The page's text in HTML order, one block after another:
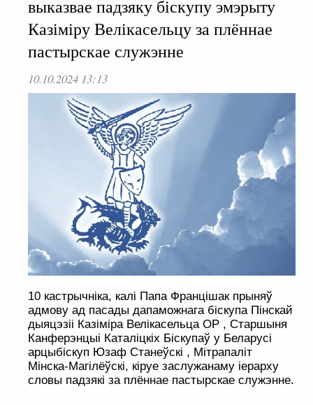
выказвае падзяку біскупу эмэрыту
Казіміру Велікасельцу за плённае
пастырскае служэнне
10.10.2024 13:13
10 кастрычніка, калі Папа Францішак прыняў
адмову ад пасады дапаможнага біскупа Пінскай
дыяцэзіі Казіміра Велікасельца ОР , Старшыня
Канферэнцыі Каталіцкіх Біскупаў у Беларусі
арцыбіскуп Юзаф Станеўскі , Мітрапаліт
Мінска-Магілёўскі, кіруе заслужанаму іерарху
словы падзякі за плённае пастырскае служэнне.